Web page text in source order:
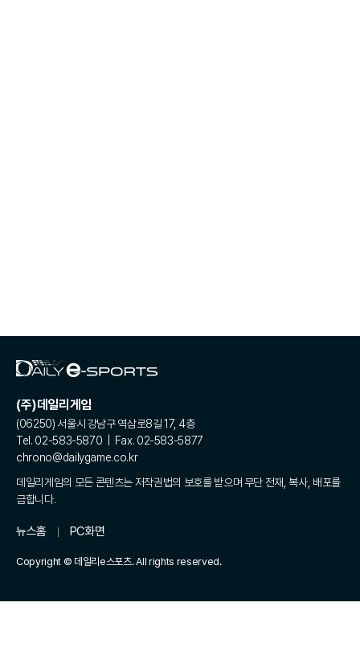
(주)데일리게임
(06250) 서울시 강남구 역삼로8길 17, 4층
Tel. 02-583-5870 | Fax. 02-583-5877
chrono@dailygame.co.kr
데일리게임의 모든 콘텐츠는 저작권법의 보호를 받으며 무단 전재, 복사, 배포를
금합니다.
뉴스홈 PC화면
Copyright © 데일리e스포츠. All rights reserved.